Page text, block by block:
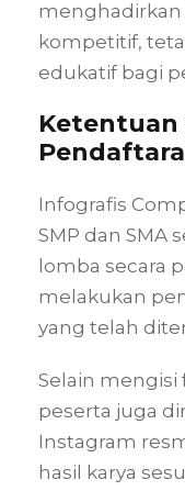
menghadirkan
kompetitif,
edukatif bagi
Ketentuan
Infografis
SMP dan SMA
lomba secara
melakukan
yang telah
Selain
peserta juga
Instagram
hasil karya